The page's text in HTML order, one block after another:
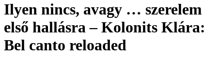
Ilyen nincs, avagy … szerelem
első hallásra – Kolonits Klára:
Bel canto reloaded